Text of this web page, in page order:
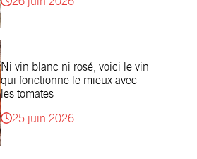
Ni vin blanc ni rosé, voici le vin
qui fonctionne le mieux avec
les tomates
25 juin 2026